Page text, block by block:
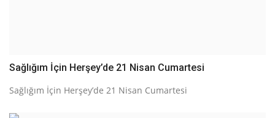
Sağlığım İçin Herşey’de 21 Nisan Cumartesi
Sağlığım İçin Herşey’de 21 Nisan Cumartesi